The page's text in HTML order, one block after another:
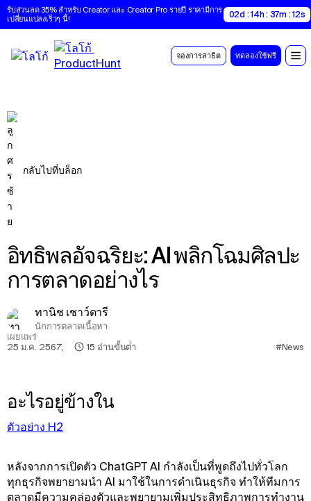
รับส่วนลด 35% สำหรับ Creator และ Creator Pro รายปี ราคามีการ
เปลี่ยนแปลงเร็วๆ นี้!
02d : 14h : 37m : 11s
จองการสาธิต ทดลองใช้ฟรี
กลับไปที่บล็อก
อิทธิพลอัจฉริยะ: AI พลิกโฉมศิลปะ
การตลาดอย่างไร
ทานิช เชาว์ดารี
นักการตลาดเนื้อหา
เผยแพร่
25 ม.ค. 2567, 15 อ่านขั้นต่ํา #News
อะไรอยู่ข้างใน
ตัวอย่าง H2
หลังจากการเปิดตัว ChatGPT AI กําลังเป็นที่พูดถึงไปทั่วโลก
ทุกธุรกิจพยายามนํา AI มาใช้ในการดําเนินธุรกิจ ทําให้ทีมการ
ตลาดมีความคล่องตัวและพยายามเพิ่มประสิทธิภาพการทํางาน